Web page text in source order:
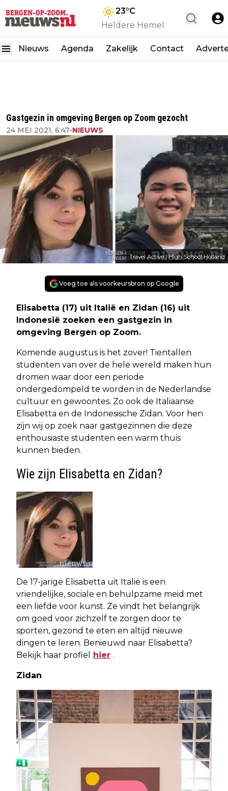
23°C
Heldere Hemel
Nieuws Agenda Zakelijk Contact
Gastgezin in omgeving Bergen op Zoom gezocht
24 MEI 2021, 6:47•NIEUWS
Travel Active | High School Holland
Voeg toe als voorkeursbron op Google
Elisabetta (17) uit Italië en Zidan (16) uit
Indonesië zoeken een gastgezin in
omgeving Bergen op Zoom.
Komende augustus is het zover! Tientallen
studenten van over de hele wereld maken hun
dromen waar door een periode
ondergedompeld te worden in de Nederlandse
cultuur en gewoontes. Zo ook de Italiaanse
Elisabetta en de Indonesische Zidan. Voor hen
zijn wij op zoek naar gastgezinnen die deze
enthousiaste studenten een warm thuis
kunnen bieden.
Wie zijn Elisabetta en Zidan?
De 17-jarige Elisabetta uit Italië is een
vriendelijke, sociale en behulpzame meid met
een liefde voor kunst. Ze vindt het belangrijk
om goed voor zichzelf te zorgen door te
sporten, gezond te eten en altijd nieuwe
dingen te leren. Benieuwd naar Elisabetta?
Bekijk haar profiel
hier .
Zidan